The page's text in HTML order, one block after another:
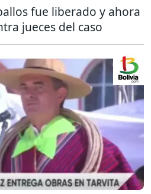
fue liberado y ahora
jueces del caso